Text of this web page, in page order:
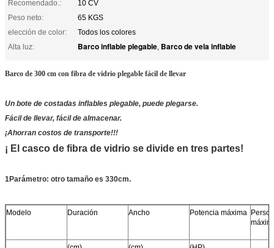
Recomendado.:
10 CV
Peso neto:
65 KGS
elección de color:
Todos los colores
Alta luz:
Barco inflable plegable, Barco de vela inflable
Barco de 300 cm con fibra de vidrio plegable fácil de llevar
Un bote de costadas inflables plegable, puede plegarse.
Fácil de llevar, fácil de almacenar.
¡Ahorran costos de transporte!!!
¡ El casco de fibra de vidrio se divide en tres partes!
1Parámetro: otro tamaño es 330cm.
Modelo Duración Ancho Potencia máxima